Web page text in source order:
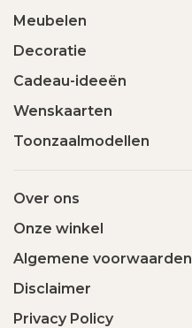
Meubelen
Decoratie
Cadeau-ideeën
Wenskaarten
Toonzaalmodellen
Over ons
Onze winkel
Algemene voorwaarden
Disclaimer
Privacy Policy